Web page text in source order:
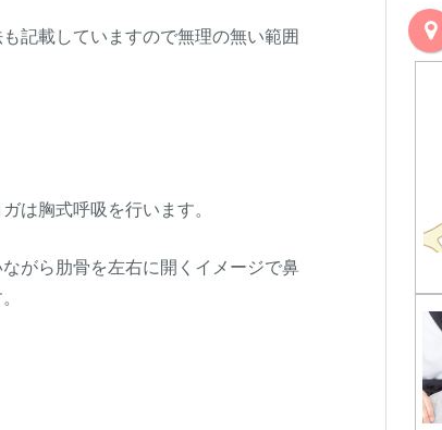
記載していますので無理の無い範囲
は胸式呼吸を行います。
がら肋骨を左右に開くイメージで鼻